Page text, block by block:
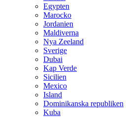
Egypten
Marocko
Jordanien
Maldiverna
Nya Zeeland
Sverige
Dubai
Kap Verde
Sicilien
Mexico
Island
Dominikanska republiken
Kuba